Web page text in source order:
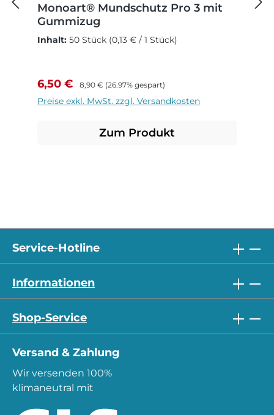
Monoart® Mundschutz Pro 3 mit
Gummizug
Inhalt: 50 Stück (0,13 € / 1 Stück)
Verkaufspreis:
6,50 € Regulärer Preis:
8,90 € (26.97% gespart)
Preise exkl. MwSt. zzgl. Versandkosten
Zum Produkt
Service-Hotline
Informationen
Shop-Service
Versand & Zahlung
Wir versenden 100%
klimaneutral mit